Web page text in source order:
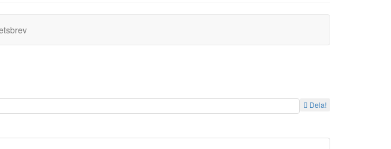
(current)
Dela!